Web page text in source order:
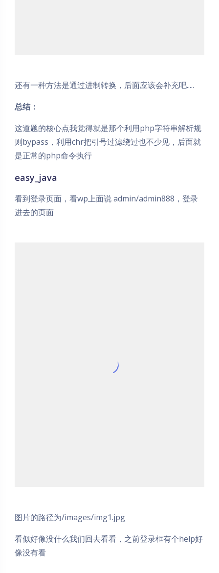
还有一种方法是通过进制转换，后面应该会补充吧.....
总结：
这道题的核心点我觉得就是那个利用php字符串解析规
则bypass，利用chr把引号过滤绕过也不少见，后面就
是正常的php命令执行
easy_java
看到登录页面，看wp上面说 admin/admin888，登录
进去的页面
图片的路径为/images/img1.jpg
看似好像没什么我们回去看看，之前登录框有个help好
像没有看